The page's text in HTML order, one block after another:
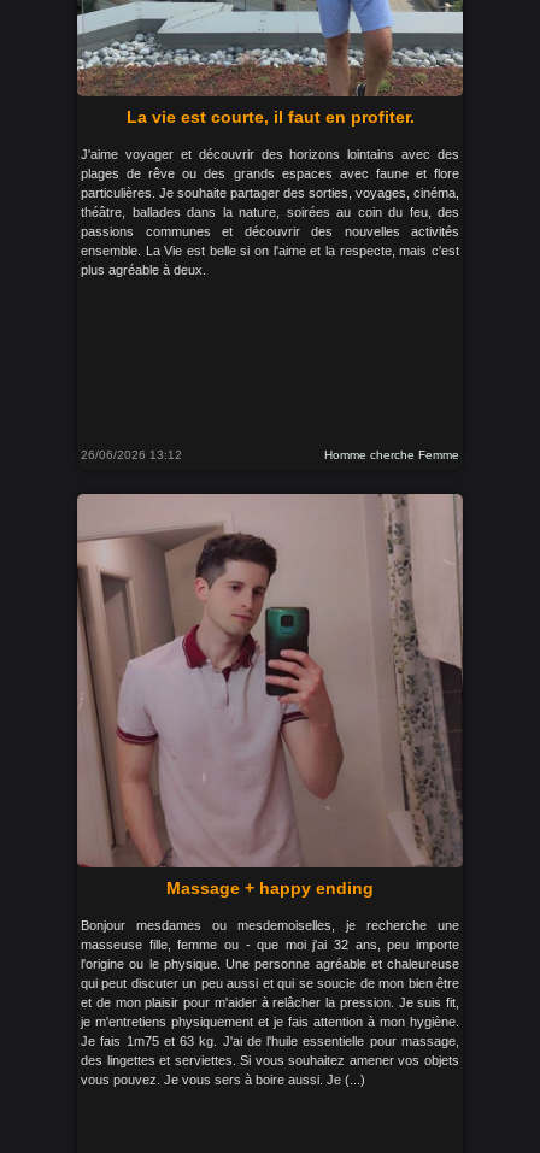
La vie est courte, il faut en profiter.
J'aime voyager et découvrir des horizons lointains avec des
plages de rêve ou des grands espaces avec faune et flore
particulières. Je souhaite partager des sorties, voyages, cinéma,
théâtre, ballades dans la nature, soirées au coin du feu, des
passions communes et découvrir des nouvelles activités
ensemble. La Vie est belle si on l'aime et la respecte, mais c'est
plus agréable à deux.
26/06/2026 13:12 Homme cherche Femme
Massage + happy ending
Bonjour mesdames ou mesdemoiselles, je recherche une
masseuse fille, femme ou - que moi j'ai 32 ans, peu importe
l'origine ou le physique. Une personne agréable et chaleureuse
qui peut discuter un peu aussi et qui se soucie de mon bien être
et de mon plaisir pour m'aider à relâcher la pression. Je suis fit,
je m'entretiens physiquement et je fais attention à mon hygiène.
Je fais 1m75 et 63 kg. J'ai de l'huile essentielle pour massage,
des lingettes et serviettes. Si vous souhaitez amener vos objets
vous pouvez. Je vous sers à boire aussi. Je (...)